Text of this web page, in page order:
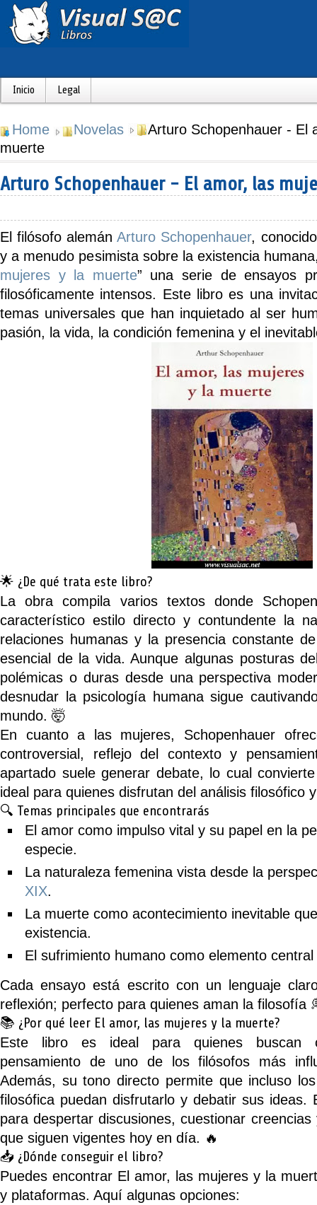
Inicio Legal
Home Novelas
Arturo Schopenhauer - El
muerte
Arturo Schopenhauer - El amor, las
El filósofo alemánArturo Schopenhauer,
y a menudo pesimista sobre la existencia
mujeres y la muerte” una serie de ensayos
filosóficamente intensos. Este libro es una
temas universales que han inquietado al ser
pasión, la vida, la condición femenina y el
🌟 ¿De qué trata este libro?
La obra compila varios textos donde
característico estilo directo y contundente la
relaciones humanas y la presencia constante
esencial de la vida. Aunque algunas posturas
polémicas o duras desde una perspectiva
desnudar la psicología humana sigue
mundo. 🤯
En cuanto a las mujeres, Schopenhauer
controversial, reflejo del contexto y
apartado suele generar debate, lo cual
ideal para quienes disfrutan del análisis filosófico
🔍 Temas principales que encontrarás
El amor como impulso vital y su papel en la
especie.
La naturaleza femenina vista desde la
XIX.
La muerte como acontecimiento inevitable
existencia.
El sufrimiento humano como elemento
Cada ensayo está escrito con un lenguaje
reflexión; perfecto para quienes aman la filosofía
📚 ¿Por qué leer El amor, las mujeres y la muerte?
Este libro es ideal para quienes buscan
pensamiento de uno de los filósofos más
Además, su tono directo permite que incluso
filosófica puedan disfrutarlo y debatir sus ideas.
para despertar discusiones, cuestionar
que siguen vigentes hoy en día. 🔥
📥 ¿Dónde conseguir el libro?
Puedes encontrar El amor, las mujeres y la
y plataformas. Aquí algunas opciones: